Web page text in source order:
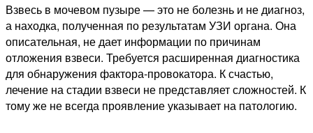
Взвесь в мочевом пузыре — это не болезнь и не диагноз,
а находка, полученная по результатам УЗИ органа. Она
описательная, не дает информации по причинам
отложения взвеси. Требуется расширенная диагностика
для обнаружения фактора-провокатора. К счастью,
лечение на стадии взвеси не представляет сложностей. К
тому же не всегда проявление указывает на патологию.